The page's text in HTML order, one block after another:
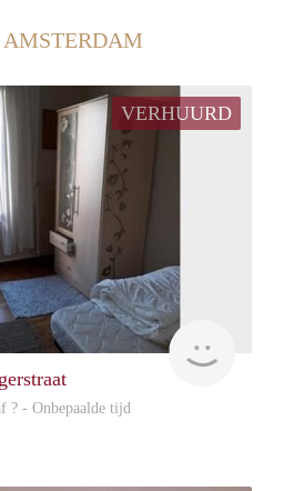
VERHUURD
? - Onbepaalde tijd